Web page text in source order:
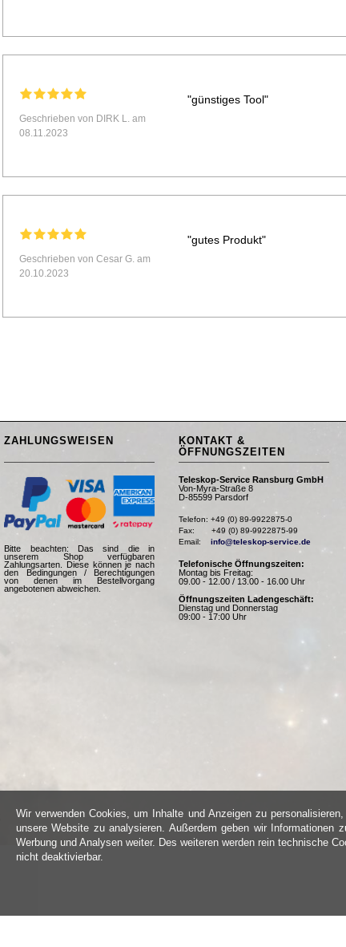
Geschrieben von DIRK L. am
08.11.2023
"günstiges Tool"
Geschrieben von Cesar G. am
20.10.2023
"gutes Produkt"
ZAHLUNGSWEISEN
Bitte beachten: Das sind die in
unserem Shop verfügbaren
Zahlungsarten. Diese können je nach
den Bedingungen / Berechtigungen
von denen im Bestellvorgang
angebotenen abweichen.
KONTAKT &
ÖFFNUNGSZEITEN
Teleskop-Service Ransburg GmbH
Von-Myra-Straße 8
D-85599 Parsdorf
Telefon: +49 (0) 89-9922875-0
Fax:       +49 (0) 89-9922875-99
Email: info@teleskop-service.de
Telefonische Öffnungszeiten:
Montag bis Freitag:
09.00 - 12.00 / 13.00 - 16.00 Uhr
Öffnungszeiten Ladengeschäft:
Dienstag und Donnerstag
09:00 - 17:00 Uhr
Wir verwenden Cookies, um Inhalte und Anzeigen zu
unsere Website zu analysieren. Außerdem geben wir
Werbung und Analysen weiter. Des weiteren werden rein technische
nicht deaktivierbar.